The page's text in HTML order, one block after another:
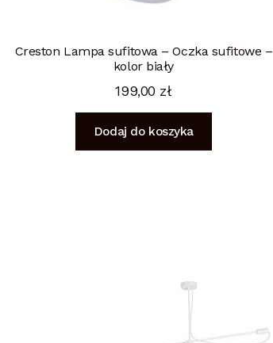
Creston Lampa sufitowa – Oczka sufitowe –
kolor biały
199,00 zł
Dodaj do koszyka